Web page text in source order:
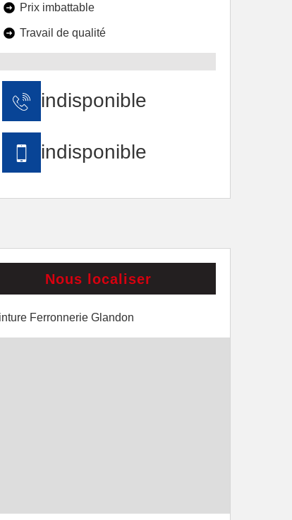
Prix imbattable
Travail de qualité
indisponible
indisponible
Nous localiser
Ferronnerie Glandon